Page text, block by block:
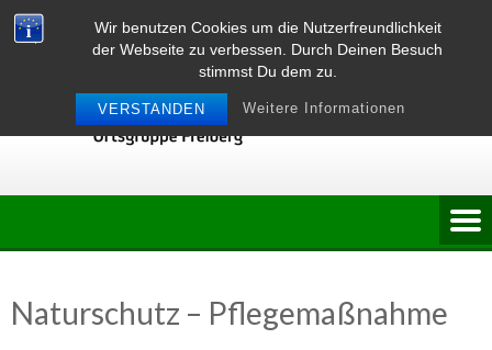
Wir benutzen Cookies um die Nutzerfreundlichkeit
der Webseite zu verbessen. Durch Deinen Besuch
stimmst Du dem zu.
VERSTANDEN Weitere Informationen
Skip
to
Naturschutz – Pflegemaßnahme